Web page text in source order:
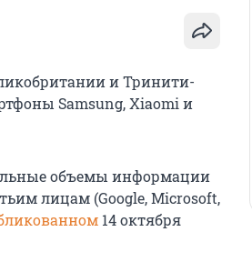
и Тринити-
Samsung, Xiaomi и
объемы информации
лицам (Google, Microsoft,
14 октября